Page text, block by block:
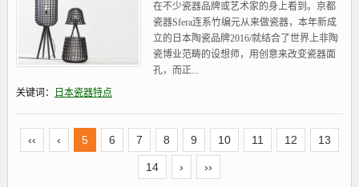
在不少瓷器品牌或艺术家的身上看到。京都
瓷器Sfera连系竹编元从来做瓷器，本年新成
立的日本陶瓷品牌2016/就结合了世界上非陶
瓷博业范畴的设想师，用创意来改变瓷器面
孔，而正...
关键词：
日本瓷器特点
‹‹ ‹ 5 6 7 8 9 10 11 12 13
14 › ››